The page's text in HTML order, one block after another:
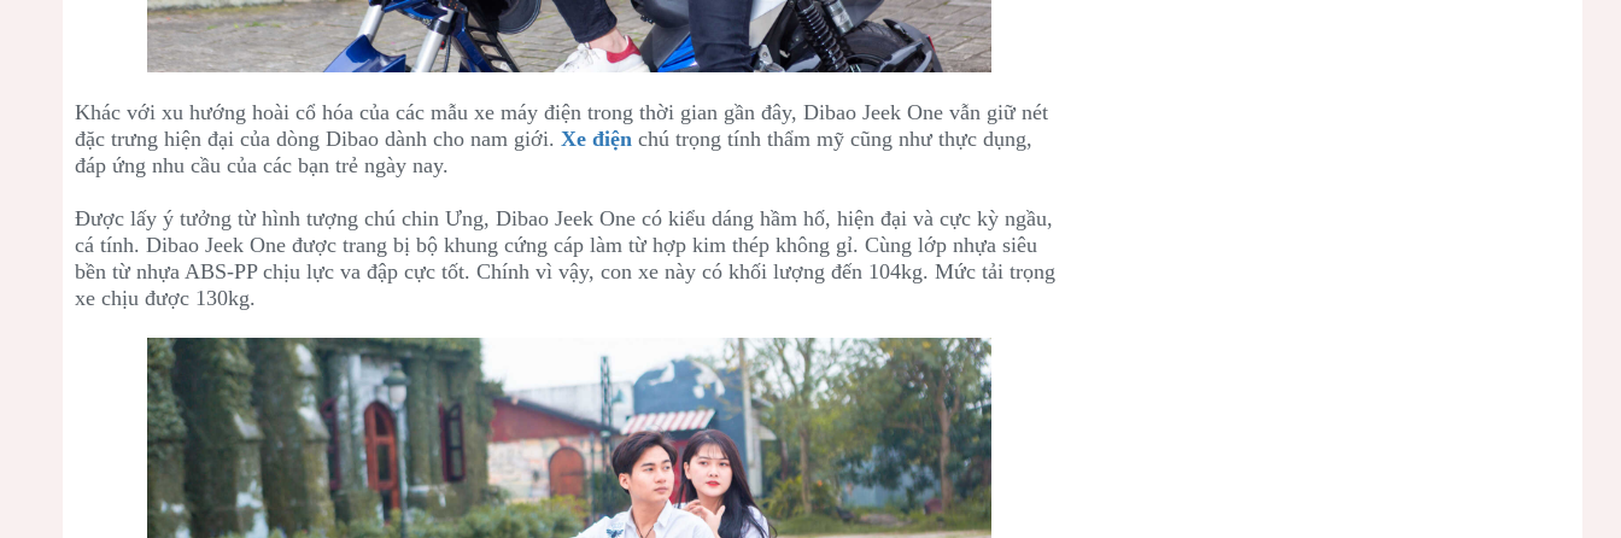
Khác với xu hướng hoài cổ hóa của các mẫu xe máy điện trong thời gian gần đây, Dibao Jeek One vẫn giữ nét
đặc trưng hiện đại của dòng Dibao dành cho nam giới. Xe điện chú trọng tính thẩm mỹ cũng như thực dụng,
đáp ứng nhu cầu của các bạn trẻ ngày nay.
Được lấy ý tưởng từ hình tượng chú chin Ưng, Dibao Jeek One có kiểu dáng hầm hố, hiện đại và cực kỳ ngầu,
cá tính. Dibao Jeek One được trang bị bộ khung cứng cáp làm từ hợp kim thép không gỉ. Cùng lớp nhựa siêu
bền từ nhựa ABS-PP chịu lực va đập cực tốt. Chính vì vậy, con xe này có khối lượng đến 104kg. Mức tải trọng
xe chịu được 130kg.